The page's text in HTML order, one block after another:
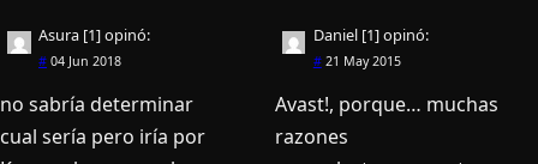
Asura [1]opinó:
# 04 Jun 2018
no sabría determinar
cual sería pero iría por
Daniel [1]opinó:
#21 May 2015
Avast!, porque… muchas
razones